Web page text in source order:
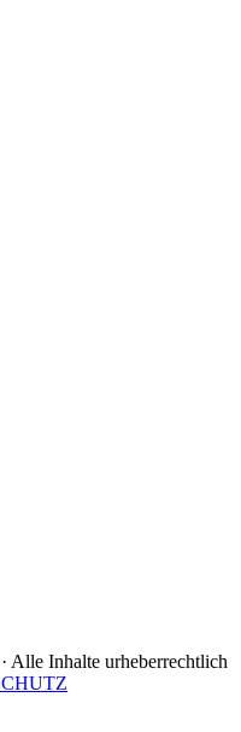
Alle Inhalte urheberrechtlich